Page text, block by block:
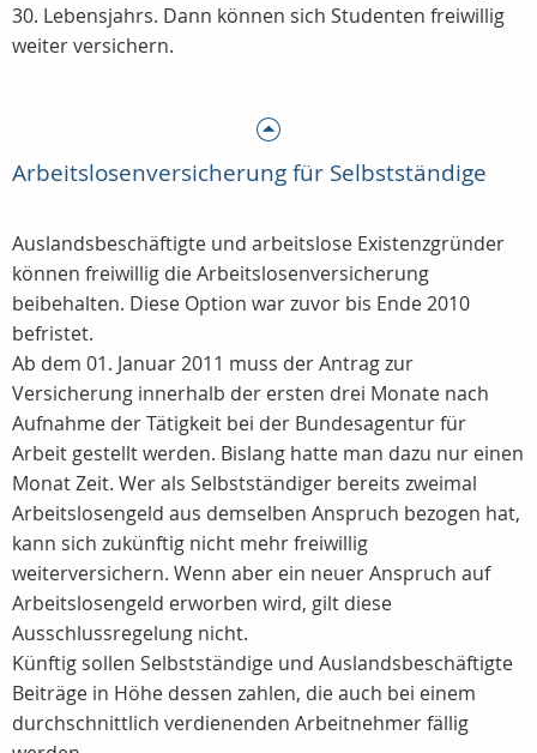
30. Lebensjahrs. Dann können sich Studenten freiwillig
weiter versichern.
Arbeitslosenversicherung für Selbstständige
Auslandsbeschäftigte und arbeitslose Existenzgründer
können freiwillig die Arbeitslosenversicherung
beibehalten. Diese Option war zuvor bis Ende 2010
befristet.
Ab dem 01. Januar 2011 muss der Antrag zur
Versicherung innerhalb der ersten drei Monate nach
Aufnahme der Tätigkeit bei der Bundesagentur für
Arbeit gestellt werden. Bislang hatte man dazu nur einen
Monat Zeit. Wer als Selbstständiger bereits zweimal
Arbeitslosengeld aus demselben Anspruch bezogen hat,
kann sich zukünftig nicht mehr freiwillig
weiterversichern. Wenn aber ein neuer Anspruch auf
Arbeitslosengeld erworben wird, gilt diese
Ausschlussregelung nicht.
Künftig sollen Selbstständige und Auslandsbeschäftigte
Beiträge in Höhe dessen zahlen, die auch bei einem
durchschnittlich verdienenden Arbeitnehmer fällig